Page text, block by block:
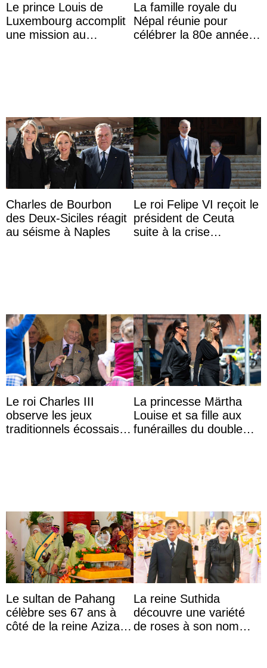
Le prince Louis de
Luxembourg accomplit
une mission au
La famille royale du
Népal réunie pour
célébrer la 80e année
Charles de Bourbon
des Deux-Siciles réagit
au séisme à Naples
Le roi Felipe VI reçoit le
président de Ceuta
suite à la crise
Le roi Charles III
observe les jeux
traditionnels écossais
La princesse Märtha
Louise et sa fille aux
funérailles du double
Le sultan de Pahang
célèbre ses 67 ans à
côté de la reine Azizah
La reine Suthida
découvre une variété
de roses à son nom